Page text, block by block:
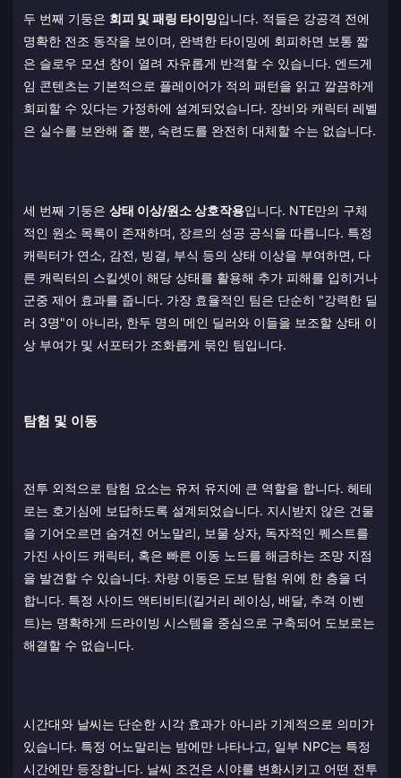
두 번째 기둥은 회피 및 패링 타이밍입니다. 적들은 강공격 전에
명확한 전조 동작을 보이며, 완벽한 타이밍에 회피하면 보통 짧
은 슬로우 모션 창이 열려 자유롭게 반격할 수 있습니다. 엔드게
임 콘텐츠는 기본적으로 플레이어가 적의 패턴을 읽고 깔끔하게
회피할 수 있다는 가정하에 설계되었습니다. 장비와 캐릭터 레벨
은 실수를 보완해 줄 뿐, 숙련도를 완전히 대체할 수는 없습니다.
세 번째 기둥은 상태 이상/원소 상호작용입니다. NTE만의 구체
적인 원소 목록이 존재하며, 장르의 성공 공식을 따릅니다. 특정
캐릭터가 연소, 감전, 빙결, 부식 등의 상태 이상을 부여하면, 다
른 캐릭터의 스킬셋이 해당 상태를 활용해 추가 피해를 입히거나
군중 제어 효과를 줍니다. 가장 효율적인 팀은 단순히 "강력한 딜
러 3명"이 아니라, 한두 명의 메인 딜러와 이들을 보조할 상태 이
상 부여가 및 서포터가 조화롭게 묶인 팀입니다.
탐험 및 이동
전투 외적으로 탐험 요소는 유저 유지에 큰 역할을 합니다. 헤테
로는 호기심에 보답하도록 설계되었습니다. 지시받지 않은 건물
을 기어오르면 숨겨진 어노말리, 보물 상자, 독자적인 퀘스트를
가진 사이드 캐릭터, 혹은 빠른 이동 노드를 해금하는 조망 지점
을 발견할 수 있습니다. 차량 이동은 도보 탐험 위에 한 층을 더
합니다. 특정 사이드 액티비티(길거리 레이싱, 배달, 추격 이벤
트)는 명확하게 드라이빙 시스템을 중심으로 구축되어 도보로는
해결할 수 없습니다.
시간대와 날씨는 단순한 시각 효과가 아니라 기계적으로 의미가
있습니다. 특정 어노말리는 밤에만 나타나고, 일부 NPC는 특정
시간에만 등장합니다. 날씨 조건은 시야를 변화시키고 어떤 전투